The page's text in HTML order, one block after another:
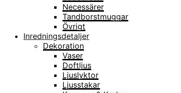
Necessärer
Tandborstmuggar
Övrigt
Inredningsdetaljer
Dekoration
Vaser
Doftljus
Ljuslyktor
Ljusstakar